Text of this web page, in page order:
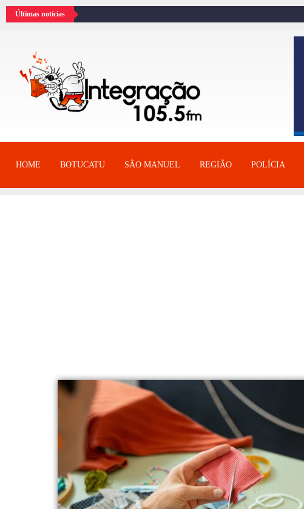
Últimas notícias
HOME BOTUCATU SÂO MANUEL REGIÃO POLÍCIA